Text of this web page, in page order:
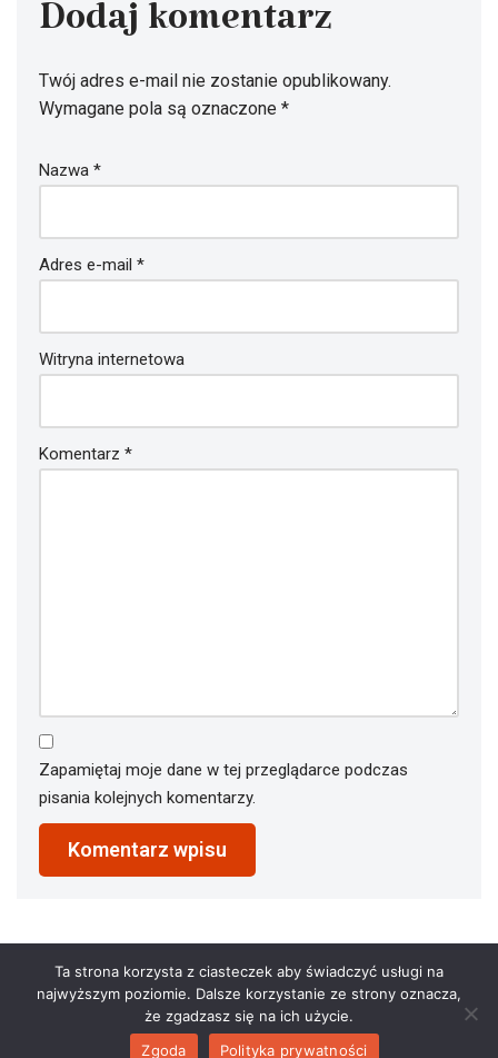
Dodaj komentarz
Twój adres e-mail nie zostanie opublikowany.
Wymagane pola są oznaczone *
Nazwa *
Adres e-mail *
Witryna internetowa
Komentarz *
Zapamiętaj moje dane w tej przeglądarce podczas
pisania kolejnych komentarzy.
Ta strona korzysta z ciasteczek aby świadczyć usługi na
najwyższym poziomie. Dalsze korzystanie ze strony oznacza,
że zgadzasz się na ich użycie.
Zgoda
Polityka prywatności